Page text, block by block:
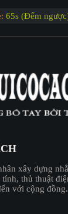
64s (Đếm
xây dựng
thủ thuật
với cộng đồng.